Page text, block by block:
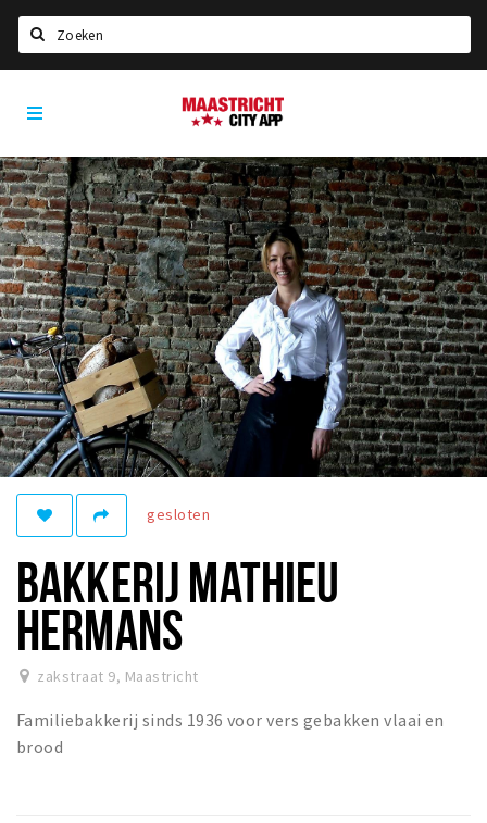
Home
Agenda
Deals
Party pics
Nieuws, interviews & blogs
Eten
Drinken
Slapen
Recreatief
Winkels
Winkelgebieden
Bezienswaardigheden
Musea, theaters & podia
Uitjes & activiteiten
Toeristische routes
Natuurgebieden
Maastricht
City
gesloten
BAKKERIJ MATHIEU
HERMANS
zakstraat 9, Maastricht
Familiebakkerij sinds 1936 voor vers gebakken vlaai en
brood